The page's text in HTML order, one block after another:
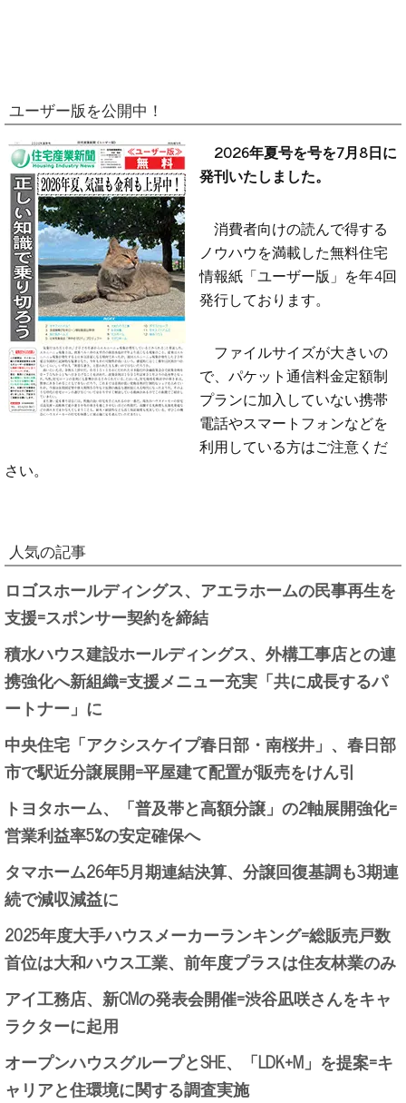
ユーザー版を公開中！
2026年夏号を号を7月8日に
発刊いたしました。
消費者向けの読んで得する
ノウハウを満載した無料住宅
情報紙「ユーザー版」を年4回
発行しております。
ファイルサイズが大きいの
で、パケット通信料金定額制
プランに加入していない携帯
電話やスマートフォンなどを
利用している方はご注意くだ
さい。
人気の記事
ロゴスホールディングス、アエラホームの民事再生を
支援=スポンサー契約を締結
積水ハウス建設ホールディングス、外構工事店との連
携強化へ新組織=支援メニュー充実「共に成長するパ
ートナー」に
中央住宅「アクシスケイプ春日部・南桜井」、春日部
市で駅近分譲展開=平屋建て配置が販売をけん引
トヨタホーム、「普及帯と高額分譲」の2軸展開強化=
営業利益率5%の安定確保へ
タマホーム26年5月期連結決算、分譲回復基調も3期連
続で減収減益に
2025年度大手ハウスメーカーランキング=総販売戸数
首位は大和ハウス工業、前年度プラスは住友林業のみ
アイ工務店、新CMの発表会開催=渋谷凪咲さんをキャ
ラクターに起用
オープンハウスグループとSHE、「LDK+M」を提案=キ
ャリアと住環境に関する調査実施